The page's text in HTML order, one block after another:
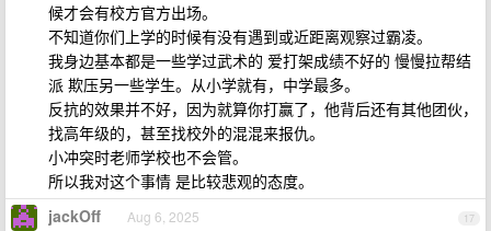
候才会有校方官方出场。
不知道你们上学的时候有没有遇到或近距离观察过霸凌。
我身边基本都是一些学过武术的 爱打架成绩不好的 慢慢拉帮结
派 欺压另一些学生。从小学就有，中学最多。
反抗的效果并不好，因为就算你打赢了，他背后还有其他团伙，
找高年级的，甚至找校外的混混来报仇。
小冲突时老师学校也不会管。
所以我对这个事情 是比较悲观的态度。
17
jackOff Aug 6, 2025